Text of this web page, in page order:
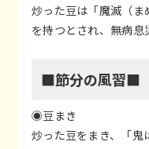
炒った豆は「魔滅（ま
を持つとされ、無病息
■節分の風習■
◉豆まき
炒った豆をまき、「鬼